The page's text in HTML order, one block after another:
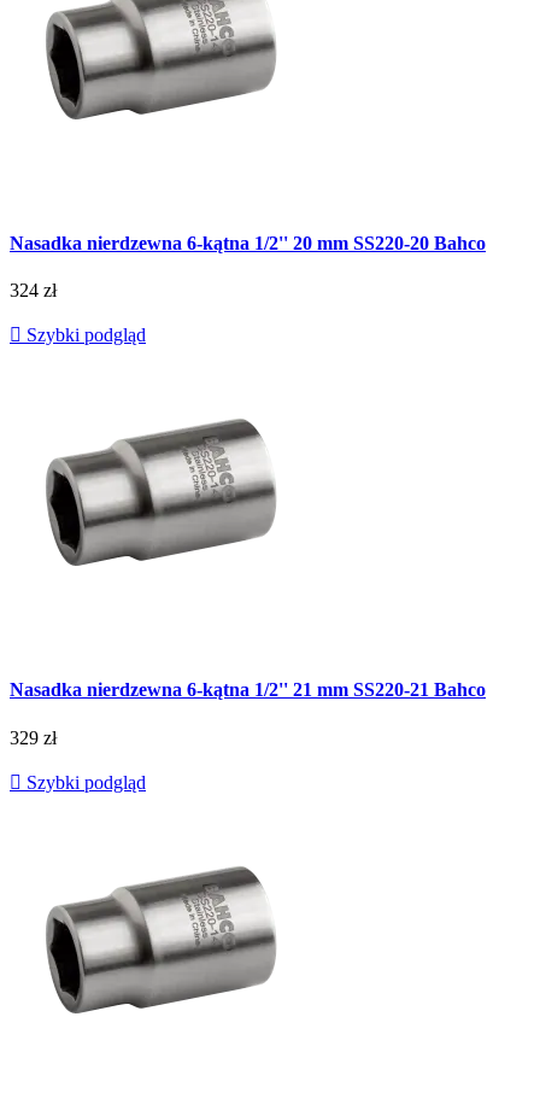
Nasadka nierdzewna 6-kątna 1/2'' 20 mm SS220-20 Bahco
324 zł
 Szybki podgląd
Nasadka nierdzewna 6-kątna 1/2'' 21 mm SS220-21 Bahco
329 zł
 Szybki podgląd